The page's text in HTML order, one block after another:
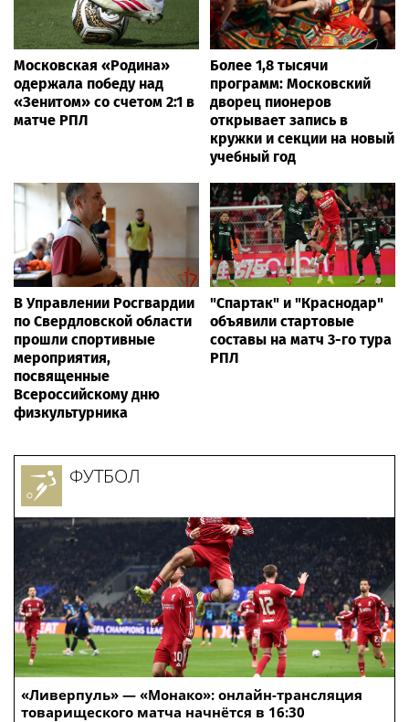
Московская «Родина»
одержала победу над
«Зенитом» со счетом 2:1 в
матче РПЛ
Более 1,8 тысячи
программ: Московский
дворец пионеров
открывает запись в
кружки и секции на новый
учебный год
В Управлении Росгвардии
по Свердловской области
прошли спортивные
мероприятия,
посвященные
Всероссийскому дню
физкультурника
"Спартак" и "Краснодар"
объявили стартовые
составы на матч 3-го тура
РПЛ
«Ливерпуль» — «Монако»: онлайн-трансляция
товарищеского матча начнётся в 16:30
ФУТБОЛ